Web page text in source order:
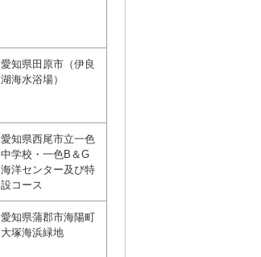
愛知県田原市（伊良
湖海水浴場）
愛知県西尾市立一色
中学校・一色B＆G
海洋センター及び特
設コース
愛知県蒲郡市海陽町
大塚海浜緑地